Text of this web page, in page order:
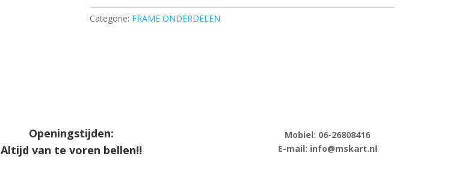
wide
(Categorie: FRAME ONDERDELEN
Openingstijden:
Altijd van te voren bellen!!
Mobiel: 06-26808416
E-mail: info@mskart.nl